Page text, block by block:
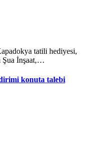
tatili hediyesi,
Şua İnşaat,…
konuta talebi